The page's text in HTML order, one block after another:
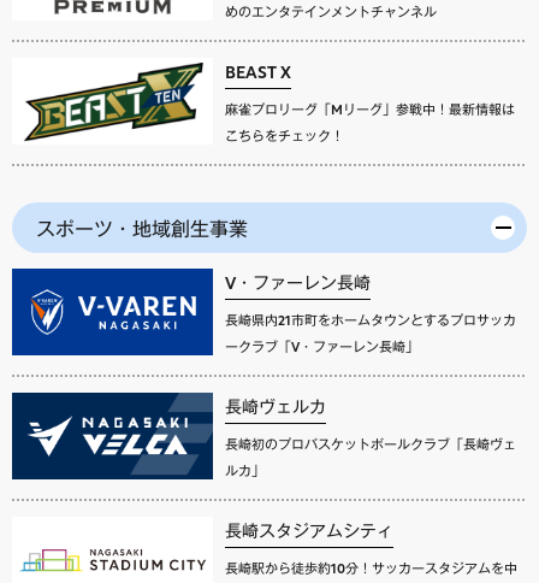
めのエンタテインメントチャンネル
BEAST X
麻雀プロリーグ「Mリーグ」参戦中！最新情報は
こちらをチェック！
スポーツ・地域創生事業
V・ファーレン長崎
長崎県内21市町をホームタウンとするプロサッカ
ークラブ「V・ファーレン長崎」
長崎ヴェルカ
長崎初のプロバスケットボールクラブ「長崎ヴェ
ルカ」
長崎スタジアムシティ
長崎駅から徒歩約10分！サッカースタジアムを中